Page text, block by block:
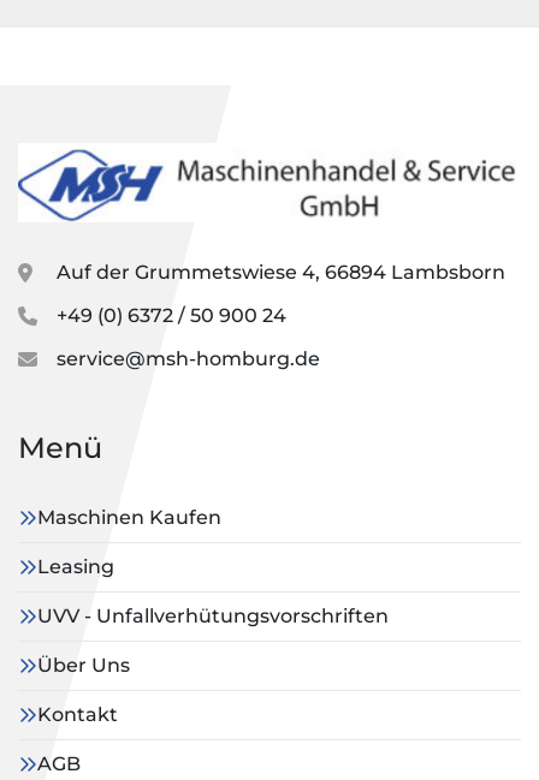
Auf der Grummetswiese 4, 66894 Lambsborn
+49 (0) 6372 / 50 900 24
service@msh-homburg.de
Menü
Maschinen Kaufen
Leasing
UVV - Unfallverhütungsvorschriften
Über Uns
Kontakt
AGB